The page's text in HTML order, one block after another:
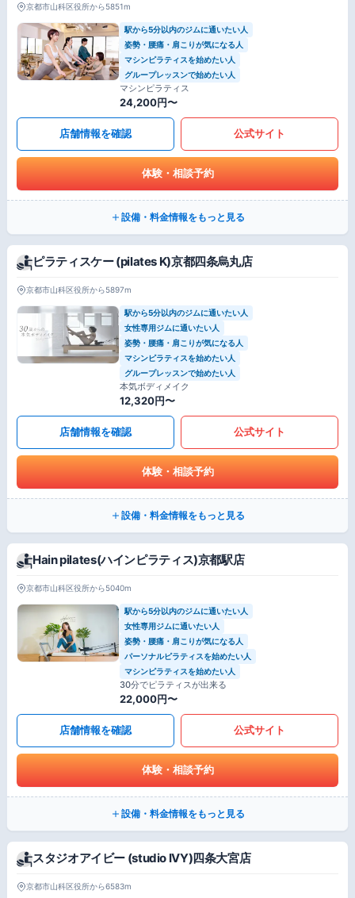
京都市山科区役所から5851m
駅から5分以内のジムに通いたい人
姿勢・腰痛・肩こりが気になる人
マシンピラティスを始めたい人
グループレッスンで始めたい人
マシンピラティス
24,200円〜
店舗情報を確認 公式サイト
体験・相談予約
設備・料金情報をもっと見る
ピラティスケー (pilates K)京都四条烏丸店
京都市山科区役所から5897m
駅から5分以内のジムに通いたい人
女性専用ジムに通いたい人
姿勢・腰痛・肩こりが気になる人
マシンピラティスを始めたい人
グループレッスンで始めたい人
本気ボディメイク
12,320円〜
店舗情報を確認 公式サイト
体験・相談予約
設備・料金情報をもっと見る
Hain pilates(ハインピラティス)京都駅店
京都市山科区役所から5040m
駅から5分以内のジムに通いたい人
女性専用ジムに通いたい人
姿勢・腰痛・肩こりが気になる人
パーソナルピラティスを始めたい人
マシンピラティスを始めたい人
30分でピラティスが出来る
22,000円〜
店舗情報を確認 公式サイト
体験・相談予約
設備・料金情報をもっと見る
スタジオアイビー (studio IVY)四条大宮店
京都市山科区役所から6583m